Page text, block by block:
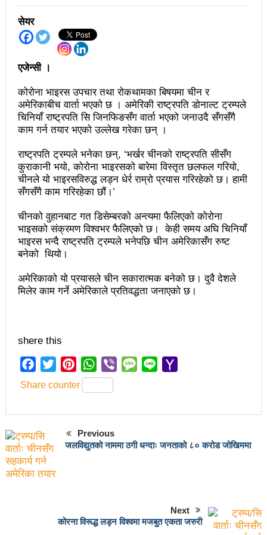
अझ सुदृढ बनाएको छः प्रचण्ड
छिटफुटबाहेक शान्तिपूर्ण रुपमा मतदान सम्पन्न
आज प्रतिनिधिसभा सदस्य निर्वाचनः देशैभर मतदान जारी
बैतडीमा जन्तिबस दुर्घटनाः १३ जनाको मृत्यु
कविता – अपजश
पुरस्कार वितरणबिनै काउन्सिलले सम्पन्न गर्‍यो वार्षिकोत्सव
हितेन्द्रदेव शाक्यलाई पद छाड्नुपर्ने नैतिक दबाबः समय बुझेर
बाटो खुलाउन मन्त्री घिसिङको म्यासेज
सहनशीलताको ब्रेक
राममाया च्यामिनीसँग दशरथ चन्दको अनुरोध – प्रेमविनोद नन्दन
आइएनएनएफद्वारा सम्मान
महानगर यातायातले थप्यो १२ वटा विद्युतीय बस
गणेश पण्डितको कवितासङ्ग्रह कालापानी लोकार्पण
फोहोरमैला व्यवस्थापन संघ नेपालको अध्यक्षमा नुवाकोटका घिमिरे
कविता – सुख भोग
समाचार हटाउने अदालतको आदेश र पत्रकार पक्राउ पुर्जीबारे
काउन्सिल सुक्ष्म अध्ययनमा
बालबालिकाको शिक्षामा खर्च हुने
सेयर
एजेन्सी ।
कोरोना भाइरस उपचार तथा रोकथामका बिषयमा चीन र
अमेरिकाबीच वार्ता भएको छ । अमेरिकी राष्ट्रपति डोनाल्ट ट्रम्पले
चिनियाँ राष्ट्रपति सि जिनफिङसँग वार्ता भएको जनाउदै सँगसँगै
काम गर्न तयार भएको उल्लेख गरेका छन् ।
राष्ट्रपति ट्रम्पले भनेका छन्, ‘भर्खर चीनको राष्ट्रपति सीसँग
कुराकानी भयो, कोरोना भाइरसको बारेमा विस्तृत छलफल गरियो,
चीनले यो भाइरसविरुद्ध लड्न धेर्र राम्रो प्रयास गरिरहेको छ। हामी
सँगसँगै काम गरिरहेका छौं।’
चीनको वुहानबाट गत डिसेम्बरको अन्त्यमा फैलिएको कोरोना
भाइसको संक्रमण विश्वभर फैलिएको छ। केही समय अघि चिनियाँ
भाइरस भन्दै राष्ट्रपति ट्रम्पले भनेपछि चीन अमेरिकासँग रुष्ट
बनेको थियो।
अमेरिकाको यो प्रयासले चीन सकारात्मक बनेको छ। दुवै देशले
मिलेर काम गर्ने अमेरिकाले प्रतिवद्धता जनाएको छ।
shere this
Facebook
TwitterPinterestWhatsApp
Viber Message
Line
Share counter
Previous
जलविद्युतको नाममा ठगी धन्दाः जनताको ८० करोड जोखिममा
Next
कोरना विरूद्ध लड्न विश्वमा मजबुत एकता जरुरी